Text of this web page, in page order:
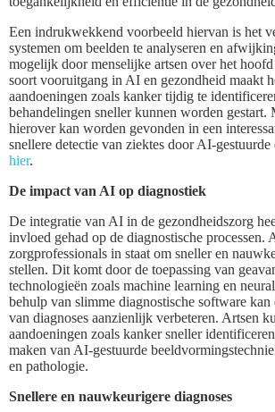
Een indrukwekkend voorbeeld hiervan is het
systemen om beelden te analyseren en
mogelijk door menselijke artsen over het
soort vooruitgang in AI en gezondheid maakt
aandoeningen zoals kanker tijdig te
behandelingen sneller kunnen worden gestart.
hierover kan worden gevonden in een
snellere detectie van ziektes door AI-
hier.
De impact van AI op diagnostiek
De integratie van AI in de gezondheidszorg
invloed gehad op de diagnostische processen.
zorgprofessionals in staat om sneller en
stellen. Dit komt door de toepassing van
technologieën zoals machine learning en
behulp van slimme diagnostische software
van diagnoses aanzienlijk verbeteren. Artsen
aandoeningen zoals kanker sneller
maken van AI-gestuurde
en pathologie.
Snellere en nauwkeurigere diagnoses